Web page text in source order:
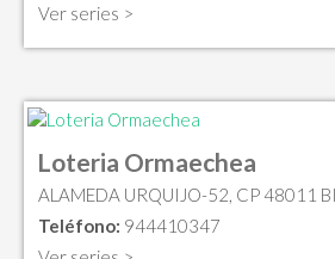
Ver series >
Loteria Ormaechea
ALAMEDA URQUIJO-52, CP 48011
Teléfono: 944410347